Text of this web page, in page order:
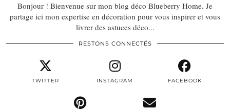
Bonjour ! Bienvenue sur mon blog déco Blueberry Home. Je
partage ici mon expertise en décoration pour vous inspirer et vous
livrer des astuces déco...
RESTONS CONNECTÉS
TWITTER INSTAGRAM FACEBOOK